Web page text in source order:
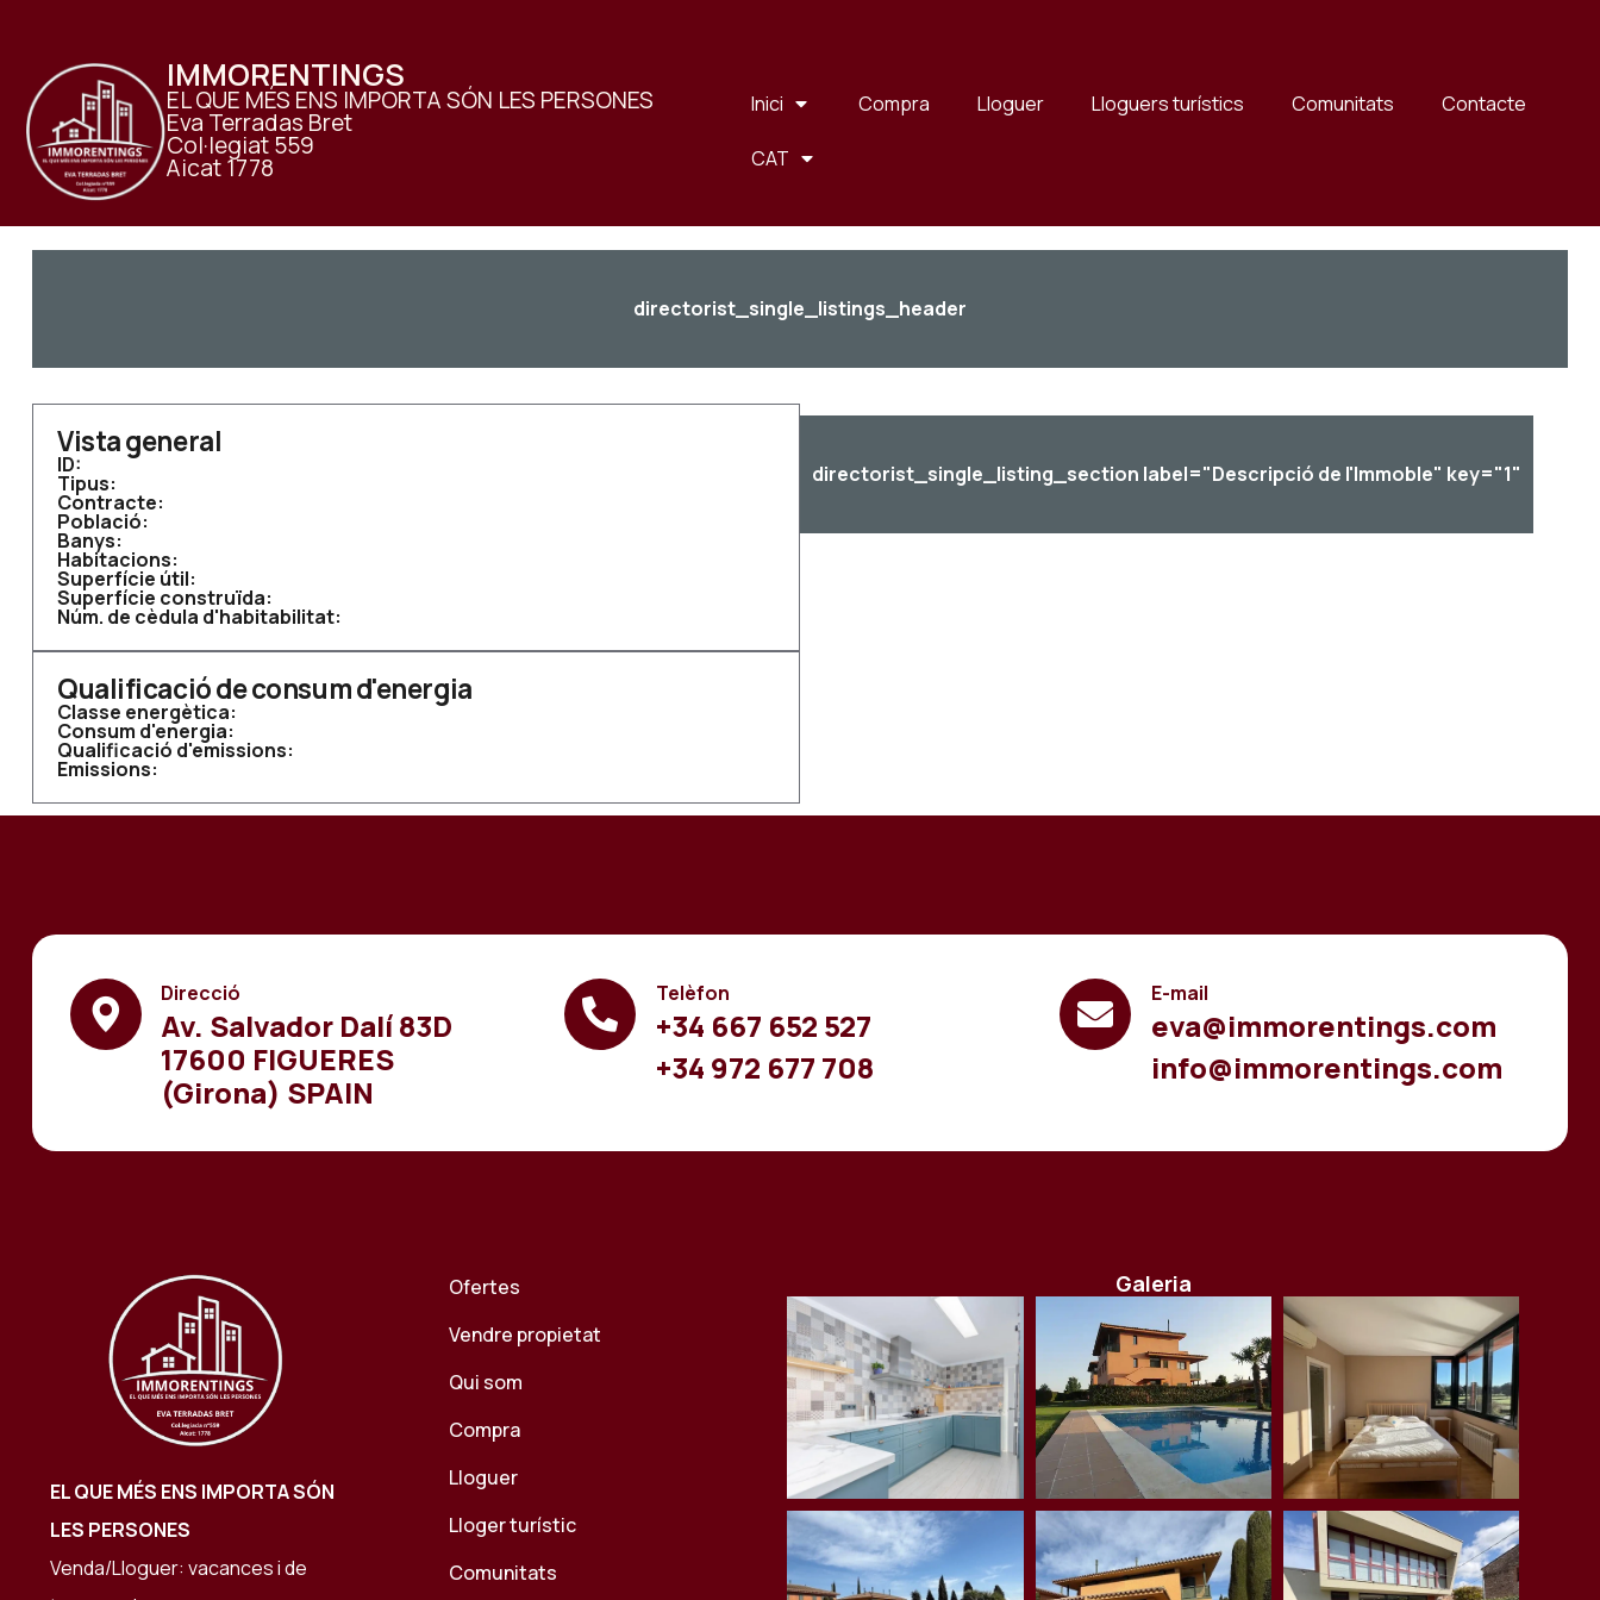
IMMORENTINGS
EL QUE MÉS ENS IMPORTA SÓN LES PERSONES
Eva Terradas Bret
Col·legiat 559
Aicat 1778
Inici Compra Lloguer Lloguers turístics Comunitats Contacte
CAT
directorist_single_listings_header
Vista general
ID:
Tipus:
Contracte:
Població:
Banys:
Habitacions:
Superfície útil:
Superfície construïda:
Núm. de cèdula d'habitabilitat:
Qualificació de consum d'energia
Classe energètica:
Consum d'energia:
Qualificació d'emissions:
Emissions:
directorist_single_listing_section label="Descripció de l'Immoble" key="1"
Direcció
Av. Salvador Dalí 83D
17600 FIGUERES
(Girona) SPAIN
Telèfon
+34 667 652 527
+34 972 677 708
E-mail
eva@immorentings.com
info@immorentings.com
EL QUE MÉS ENS IMPORTA SÓN
LES PERSONES
Venda/Lloguer: vacances i de
Ofertes
Vendre propietat
Qui som
Compra
Lloguer
Lloger turístic
Comunitats
Galeria